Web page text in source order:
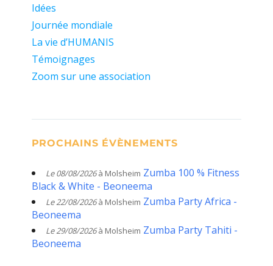
Idées
Journée mondiale
La vie d’HUMANIS
Témoignages
Zoom sur une association
PROCHAINS ÉVÈNEMENTS
Le 08/08/2026à Molsheim Zumba 100 % Fitness
Black & White - Beoneema
Le 22/08/2026à Molsheim Zumba Party Africa -
Beoneema
Le 29/08/2026à Molsheim Zumba Party Tahiti -
Beoneema